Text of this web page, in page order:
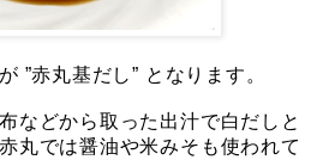
”赤丸基だし” となります。
などから取った出汁で白だしと
丸では醤油や米みそも使われて